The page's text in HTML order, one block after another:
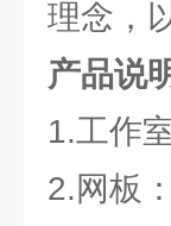
理念，
产品说
1.工作
2.网板